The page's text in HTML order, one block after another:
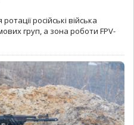
російські війська
груп, а зона роботи FPV-